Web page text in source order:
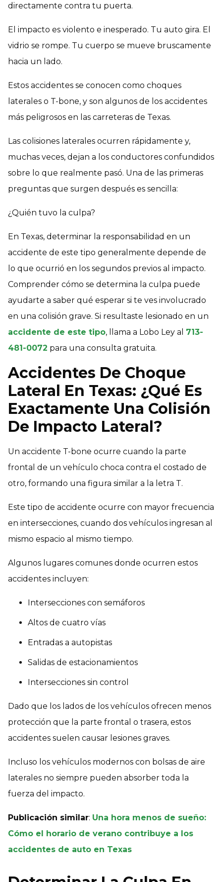
directamente contra tu puerta.
El impacto es violento e inesperado. Tu auto gira. El
vidrio se rompe. Tu cuerpo se mueve bruscamente
hacia un lado.
Estos accidentes se conocen como choques
laterales o T-bone, y son algunos de los accidentes
más peligrosos en las carreteras de Texas.
Las colisiones laterales ocurren rápidamente y,
muchas veces, dejan a los conductores confundidos
sobre lo que realmente pasó. Una de las primeras
preguntas que surgen después es sencilla:
¿Quién tuvo la culpa?
En Texas, determinar la responsabilidad en un
accidente de este tipo generalmente depende de
lo que ocurrió en los segundos previos al impacto.
Comprender cómo se determina la culpa puede
ayudarte a saber qué esperar si te ves involucrado
en una colisión grave. Si resultaste lesionado en un
accidente de este tipo, llama a Lobo Ley al 713-
481-0072 para una consulta gratuita.
Accidentes De Choque
Lateral En Texas: ¿Qué Es
Exactamente Una Colisión
De Impacto Lateral?
Un accidente T-bone ocurre cuando la parte
frontal de un vehículo choca contra el costado de
otro, formando una figura similar a la letra T.
Este tipo de accidente ocurre con mayor frecuencia
en intersecciones, cuando dos vehículos ingresan al
mismo espacio al mismo tiempo.
Algunos lugares comunes donde ocurren estos
accidentes incluyen:
Intersecciones con semáforos
Altos de cuatro vías
Entradas a autopistas
Salidas de estacionamientos
Intersecciones sin control
Dado que los lados de los vehículos ofrecen menos
protección que la parte frontal o trasera, estos
accidentes suelen causar lesiones graves.
Incluso los vehículos modernos con bolsas de aire
laterales no siempre pueden absorber toda la
fuerza del impacto.
Publicación similar: Una hora menos de sueño:
Cómo el horario de verano contribuye a los
accidentes de auto en Texas